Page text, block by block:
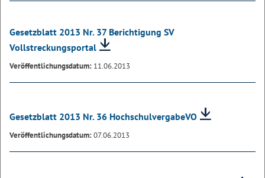
Gesetzblatt 2013 Nr. 37 Berichtigung SV
Vollstreckungsportal
Veröffentlichungsdatum: 11.06.2013
Gesetzblatt 2013 Nr. 36 HochschulvergabeVO
Veröffentlichungsdatum:07.06.2013